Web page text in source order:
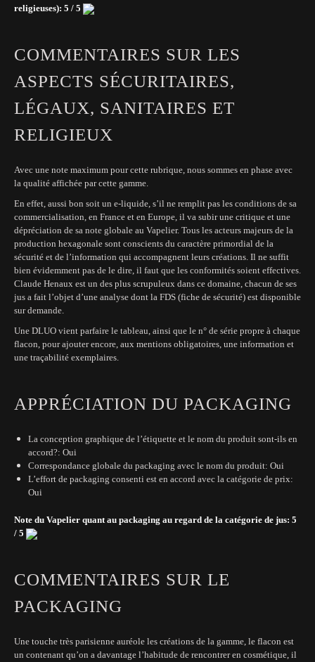
religieuses): 5 / 5
COMMENTAIRES SUR LES
ASPECTS SÉCURITAIRES,
LÉGAUX, SANITAIRES ET
RELIGIEUX
Avec une note maximum pour cette rubrique, nous sommes en phase avec
la qualité affichée par cette gamme.
En effet, aussi bon soit un e-liquide, s’il ne remplit pas les conditions de sa
commercialisation, en France et en Europe, il va subir une critique et une
dépréciation de sa note globale au Vapelier. Tous les acteurs majeurs de la
production hexagonale sont conscients du caractère primordial de la
sécurité et de l’information qui accompagnent leurs créations. Il ne suffit
bien évidemment pas de le dire, il faut que les conformités soient effectives.
Claude Henaux est un des plus scrupuleux dans ce domaine, chacun de ses
jus a fait l’objet d’une analyse dont la FDS (fiche de sécurité) est disponible
sur demande.
Une DLUO vient parfaire le tableau, ainsi que le n° de série propre à chaque
flacon, pour ajouter encore, aux mentions obligatoires, une information et
une traçabilité exemplaires.
APPRÉCIATION DU PACKAGING
La conception graphique de l’étiquette et le nom du produit sont-ils en
accord?: Oui
Correspondance globale du packaging avec le nom du produit: Oui
L’effort de packaging consenti est en accord avec la catégorie de prix:
Oui
Note du Vapelier quant au packaging au regard de la catégorie de jus: 5
/ 5
COMMENTAIRES SUR LE
PACKAGING
Une touche très parisienne auréole les créations de la gamme, le flacon est
un contenant qu’on a davantage l’habitude de rencontrer en cosmétique, il